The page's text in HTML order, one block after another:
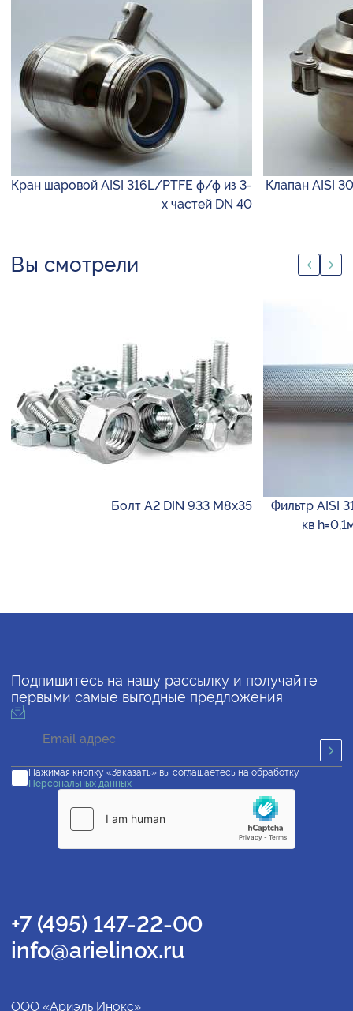
Кран шаровой AISI 316L/PTFE ф/ф из 3-
х частей DN 40
Клапан AISI
Вы смотрели
Болт А2 DIN 933 М8х35
Фильтр AISI
кв
Подпишитесь на нашу рассылку и получайте
первыми самые выгодные предложения
Нажимая кнопку «Заказать» вы соглашаетесь на обработку
Персональных данных
+7 (495) 147-22-00
info@arielinox.ru
ООО «Ариэль Инокс»